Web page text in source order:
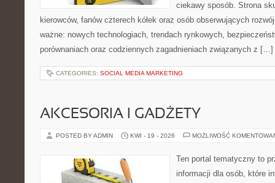
ciekawy sposób. Strona
kierowców, fanów czterech kółek oraz osób obserwujących
ważne: nowych technologiach, trendach rynkowych,
porównaniach oraz codziennych zagadnieniach związanych z […]
CATEGORIES: SOCIAL MEDIA MARKETING
AKCESORIA I GADŻETY
POSTED BY ADMIN KWI - 19 - 2026 MOŻLIWOŚĆ
Ten portal tematyczny to
informacji dla osób, które